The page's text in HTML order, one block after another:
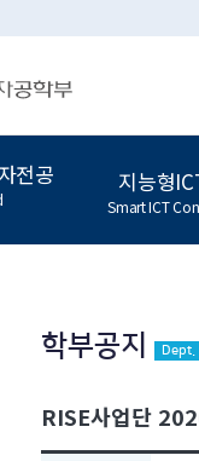
전공 지능형
Smart ICT
학부공지
RISE사업단